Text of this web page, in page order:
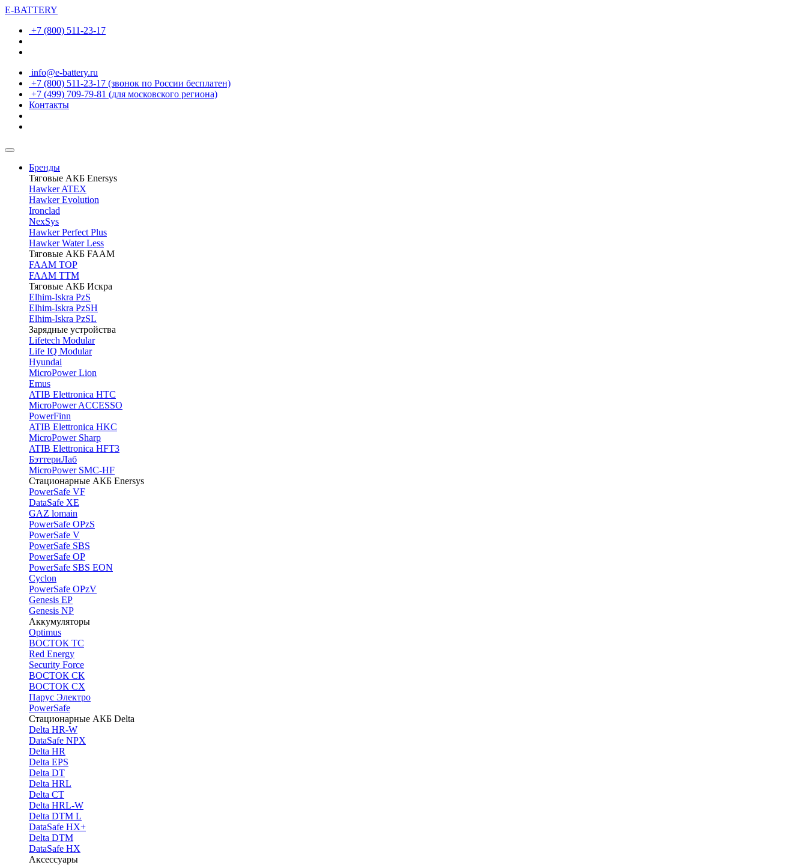
E-BATTERY
+7 (800) 511-23-17
info@e-battery.ru
+7 (800) 511-23-17 (звонок по России бесплатен)
+7 (499) 709-79-81 (для московского региона)
Контакты
Бренды
Тяговые АКБ Enersys
Hawker ATEX
Hawker Evolution
Ironclad
NexSys
Hawker Perfect Plus
Hawker Water Less
Тяговые АКБ FAAM
FAAM TOP
FAAM TTM
Тяговые АКБ Искра
Elhim-Iskra PzS
Elhim-Iskra PzSH
Elhim-Iskra PzSL
Зарядные устройства
Lifetech Modular
Life IQ Modular
Hyundai
MicroPower Lion
Emus
ATIB Elettronica HTC
MicroPower ACCESSO
PowerFinn
ATIB Elettronica HKC
MicroPower Sharp
ATIB Elettronica HFT3
БэттериЛаб
MicroPower SMC-HF
Стационарные АКБ Enersys
PowerSafe VF
DataSafe XE
GAZ lomain
PowerSafe OPzS
PowerSafe V
PоwerSafe SBS
PowerSafe OP
PоwerSafe SBS EON
Cyclon
PowerSafe OPzV
Genesis EP
Genesis NP
Аккумуляторы
Optimus
ВОСТОК ТС
Red Energy
Security Force
ВОСТОК СК
ВОСТОК СХ
Парус Электро
PowerSafe
Стационарные АКБ Delta
Delta HR-W
DataSafe NPX
Delta HR
Delta EPS
Delta DT
Delta HRL
Delta CT
Delta HRL-W
Delta DTM L
DataSafe HX+
Delta DTM
DataSafe HX
Аксессуары